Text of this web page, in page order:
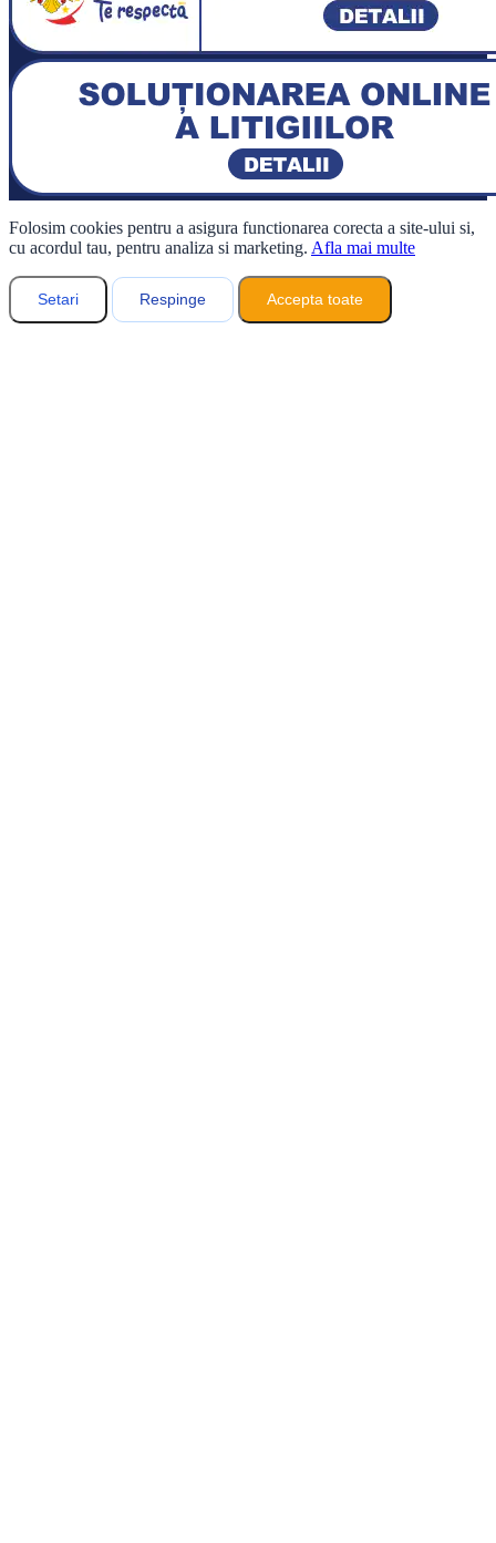
Folosim cookies pentru a asigura functionarea corecta a site-ului si,
cu acordul tau, pentru analiza si marketing. Afla mai multe
Setari Respinge Accepta toate